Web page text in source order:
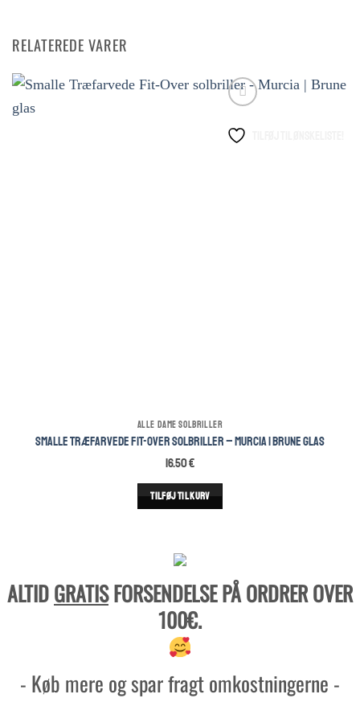
RELATEREDE VARER
ALLE DAME SOLBRILLER
Smalle Træfarvede Fit-Over solbriller – Murcia | Brune glas
16.50€
TILFØJ TIL KURV
ALTIDGRATISFORSENDELSE PÅ ORDRER OVER
100€.
- Køb mere og spar fragt omkostningerne -